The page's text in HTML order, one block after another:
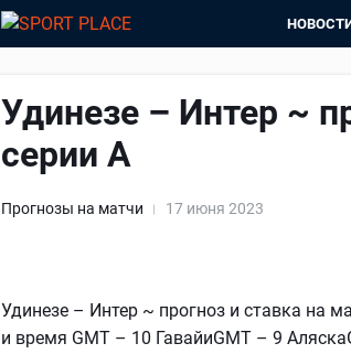
Удинезе – Интер ~
серии А
Прогнозы на матчи 17 июня 2023
Удинезе – Интер ~ прогноз и ставка на
и время GMT – 10 ГавайиGMT – 9